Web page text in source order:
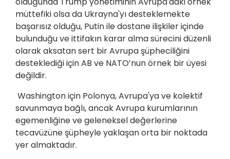
müttefiki olsa da Ukrayna'yı desteklemekte
başarısız olduğu, Putin ile dostane ilişkiler içinde
bulunduğu ve ittifakın karar alma sürecini düzenli
olarak aksatan sert bir Avrupa şüpheciliğini
desteklediği için AB ve NATO’nun örnek bir üyesi
değildir.
Washington için Polonya, Avrupa'ya ve kolektif
savunmaya bağlı, ancak Avrupa kurumlarının
egemenliğine ve geleneksel değerlerine
tecavüzüne şüpheyle yaklaşan orta bir noktada
yer almaktadır.